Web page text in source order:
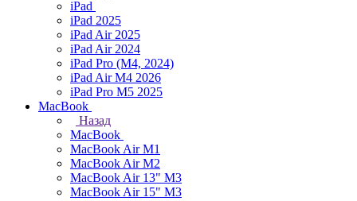
iPad
iPad 2025
iPad Air 2025
iPad Air 2024
iPad Pro (M4, 2024)
iPad Air M4 2026
iPad Pro M5 2025
MacBook
Назад
MacBook
MacBook Air M1
MacBook Air M2
MacBook Air 13" M3
MacBook Air 15" M3